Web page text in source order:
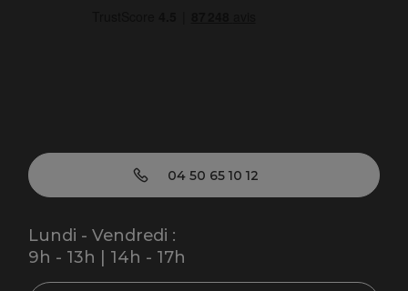
04 50 65 10 12
Lundi - Vendredi :
9h - 13h | 14h - 17h